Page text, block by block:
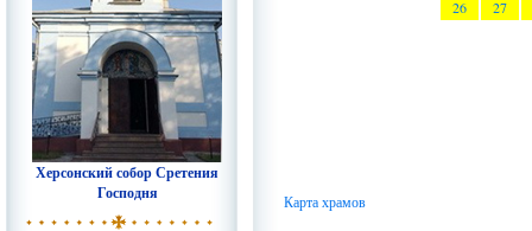
Херсонский собор Сретения
Господня
26
27
Карта храмов